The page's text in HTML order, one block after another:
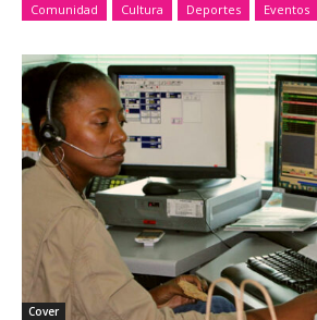
Comunidad Cultura Deportes Eventos
Cover